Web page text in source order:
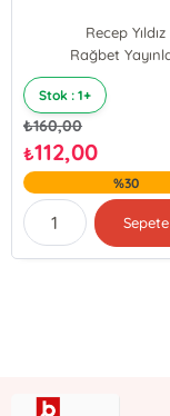
Recep Yıldız
Rağbet
Stok : 1+
₺160,00
₺112,00
%30